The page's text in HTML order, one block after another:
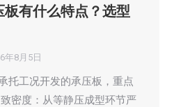
有什么特点？选型
年8月5日
托工况开发的承压板，重点
密度：从等静压成型环节严